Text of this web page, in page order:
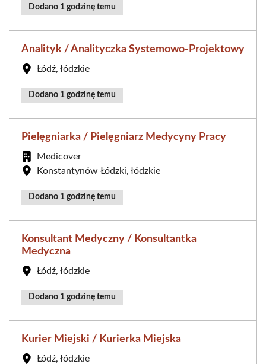
Dodano 1 godzinę temu
Analityk / Analityczka Systemowo-Projektowy
Łódź, łódzkie
Dodano 1 godzinę temu
Pielęgniarka / Pielęgniarz Medycyny Pracy
Medicover
Konstantynów Łódzki, łódzkie
Dodano 1 godzinę temu
Konsultant Medyczny / Konsultantka
Medyczna
Łódź, łódzkie
Dodano 1 godzinę temu
Kurier Miejski / Kurierka Miejska
Łódź, łódzkie